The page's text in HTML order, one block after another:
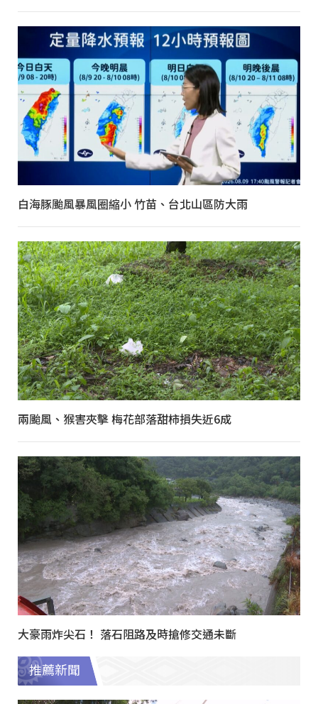
白海豚颱風暴風圈縮小 竹苗、台北山區防大雨
兩颱風、猴害夾擊 梅花部落甜柿損失近6成
大豪雨炸尖石！ 落石阻路及時搶修交通未斷
推薦新聞